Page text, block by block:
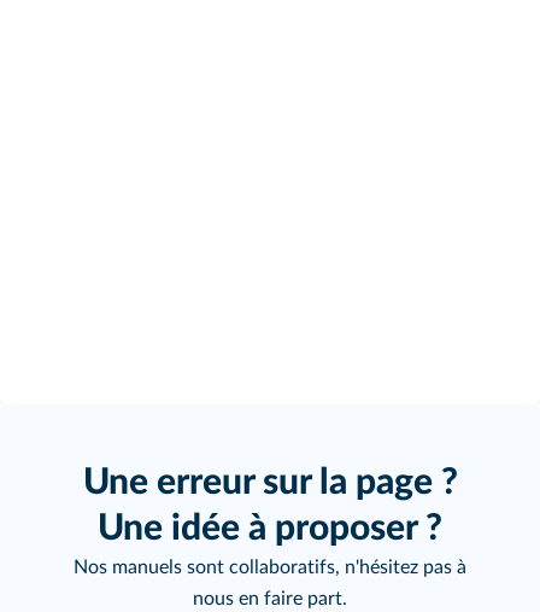
Une erreur sur la page ?
Une idée à proposer ?
Nos manuels sont collaboratifs, n'hésitez pas à
nous en faire part.